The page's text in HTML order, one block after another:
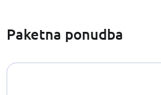
Paketna ponudba